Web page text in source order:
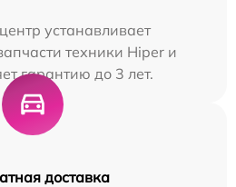
устанавливает
техники Hiper и
гарантию до 3 лет.
доставка